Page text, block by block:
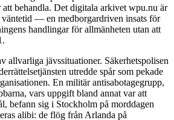
att behandla. Det digitala arkivet wpu.nu är
väntetid — en medborgardriven insats för
handlingar för allmänheten utan att
allvarliga jävssituationer. Säkerhetspolisen
utredde spår som pekade
En militär antisabotagegrupp,
vars uppgift bland annat var att
befann sig i Stockholm på morddagen
alibi: de flög från Arlanda på